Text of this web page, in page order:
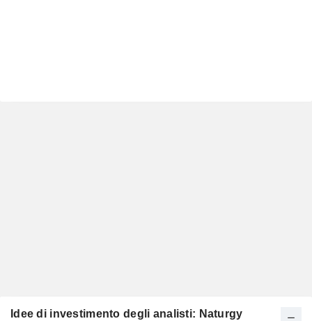
Idee di investimento degli analisti: Naturgy